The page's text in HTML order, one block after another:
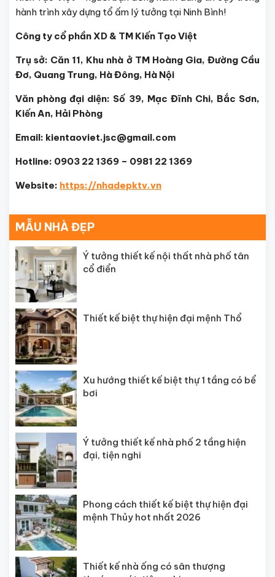
hành trình xây dựng tổ ấm lý tưởng tại Ninh Bình!
Công ty cổ phần XD & TM Kiến Tạo Việt
Trụ sở: Căn 11, Khu nhà ở TM Hoàng Gia, Đường Cầu
Đơ, Quang Trung, Hà Đông, Hà Nội
Văn phòng đại diện: Số 39, Mạc Đĩnh Chi, Bắc Sơn,
Kiến An, Hải Phòng
Email: kientaoviet.jsc@gmail.com
Hotline: 0903 22 1369 – 0981 22 1369
Website: https://nhadepktv.vn
MẪU NHÀ ĐẸP
Ý tưởng thiết kế nội thất nhà phố tân
cổ điển
Thiết kế biệt thự hiện đại mệnh Thổ
Xu hướng thiết kế biệt thự 1 tầng có bể
bơi
Ý tưởng thiết kế nhà phố 2 tầng hiện
đại, tiện nghi
Phong cách thiết kế biệt thự hiện đại
mệnh Thủy hot nhất 2026
Thiết kế nhà ống có sân thượng